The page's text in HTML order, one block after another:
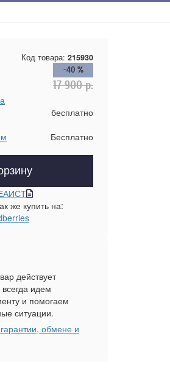
Код товара: 215930
-40 %
17 900р.
бесплатно
Бесплатно
же купить на:
действует
идем
и помогаем
ситуации.
обмене и